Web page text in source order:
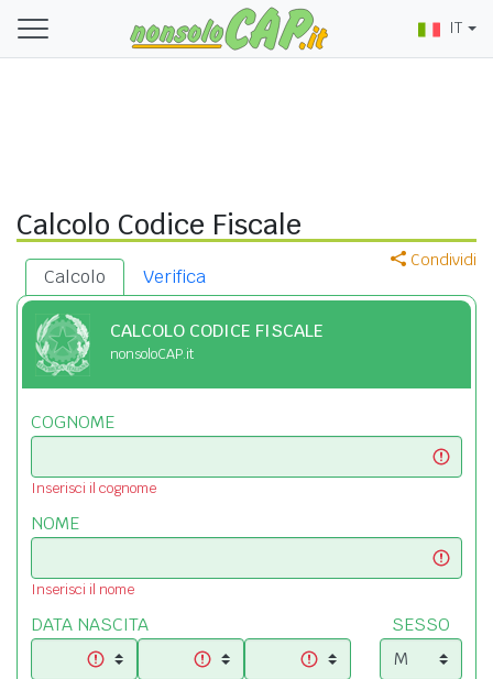
IT
Calcolo Codice Fiscale
Condividi
Calcolo Verifica
CALCOLO CODICE FISCALE
nonsoloCAP.it
COGNOME
Inserisci il cognome
NOME
Inserisci il nome
DATA NASCITA SESSO